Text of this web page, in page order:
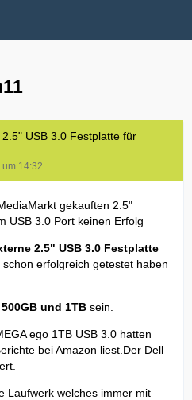
USB 3.0 Festplatte für
14:32
gekauften 2.5"
USB 3.0 Port keinen Erfolg
2.5" USB 3.0 Festplatte
erfolgreich getestet haben
500GB und 1TB sein.
ego 1TB USB 3.0 hatten
bei Amazon liest.Der Dell
Laufwerk welches immer mit